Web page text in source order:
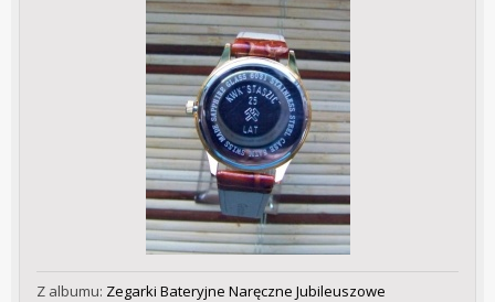
Z albumu: Zegarki Bateryjne Naręczne Jubileuszowe